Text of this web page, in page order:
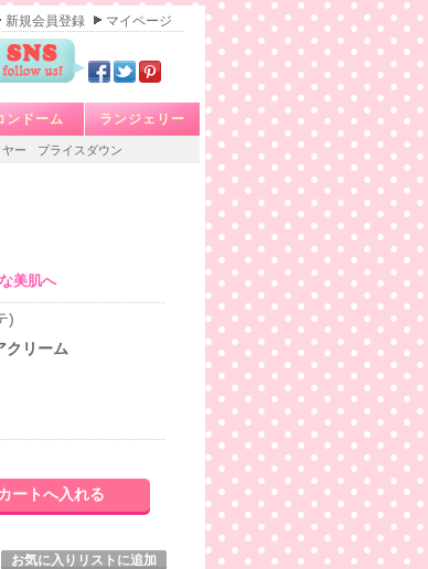
新規会員登録 マイページ
ンドーム ランジェリー
ー プライスダウン
美肌へ
)
クリーム
お気に入りリストに追加